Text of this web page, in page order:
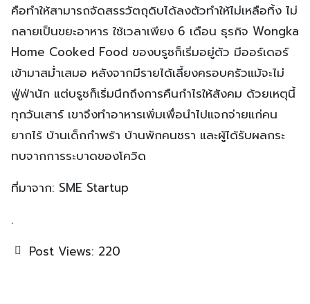
คือทำให้สามารถจัดสรรวัตถุดิบได้ลงตัวทำให้ไม่เหลือทิ้ง ไม่
กลายเป็นขยะอาหาร ใช้เวลาเพียง 6 เดือน ธุรกิจ Wongka
Home Cooked Food ของบรูซก็เริ่มอยู่ตัว มีออร์เดอร์
เข้ามาสม่ำเสมอ หลังจากมีรายได้เลี้ยงครอบครัวแม้จะไม่
ฟู่ฟ่านัก แต่บรูซก็เริ่มนึกถึงการคืนกำไรให้สังคม ด้วยเหตุนี้
ทุกวันเสาร์ เขาจึงทำอาหารเพิ่มเพื่อนำไปแจกจ่ายแก่คน
ยากไร้ บ้านเด็กกำพร้า บ้านพักคนชรา และผู้ได้รับผลกระ
ทบจากการระบาดของโควิด
ที่มาจาก: SME Startup
.
Post Views: 220